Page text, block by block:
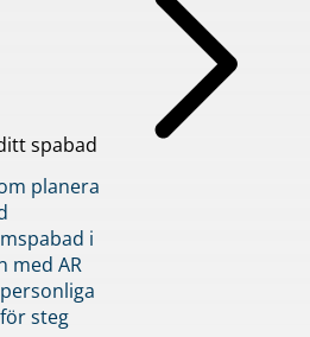
spabad
planera
i
med AR
steg